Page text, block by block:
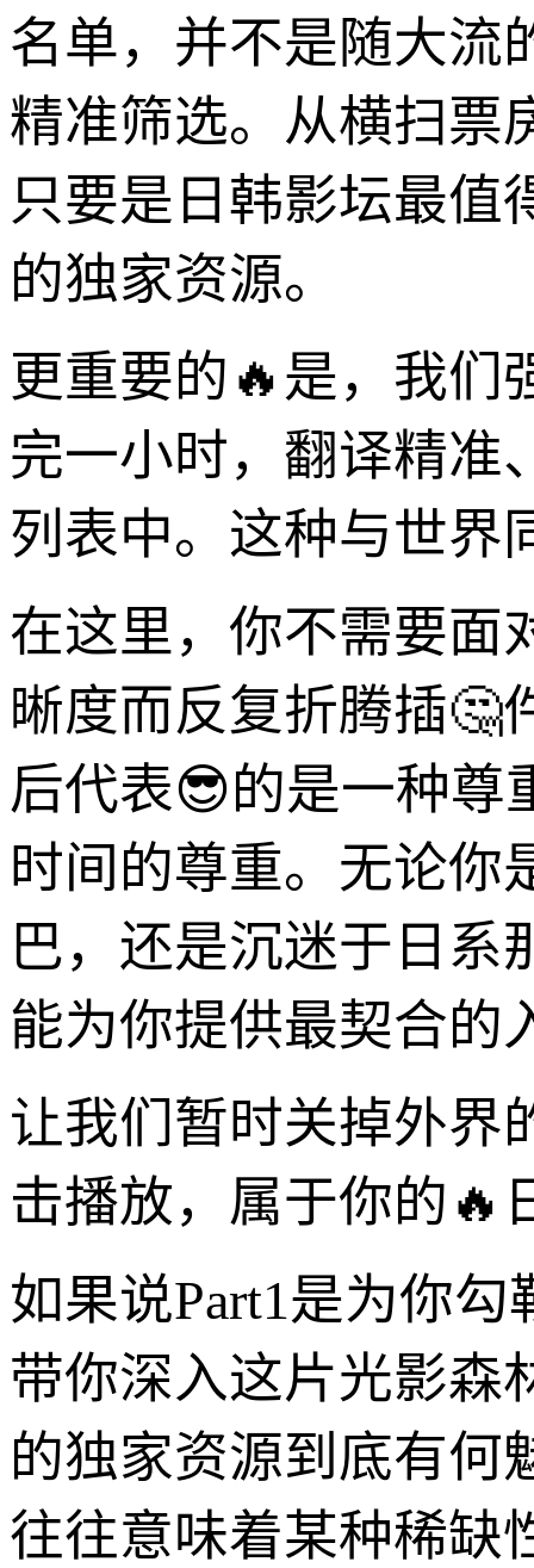
名单，并不是随大流
精准筛选。从横扫票
只要是日韩影坛最值
的独家资源。
更重要的🔥是，我们
完一小时，翻译精准
列表中。这种与世界
在这里，你不需要面
晰度而反复折腾插🤔
后代表😎的是一种
时间的尊重。无论你
巴，还是沉迷于日系
能为你提供最契合的
让我们暂时关掉外界
击播放，属于你的🔥
如果说Part1是为你
带你深入这片光影森
的独家资源到底有何
往往意味着某种稀